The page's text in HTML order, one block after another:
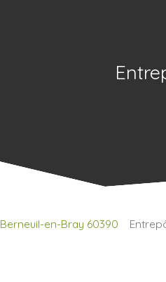
Berneuil-en-Bray 60390